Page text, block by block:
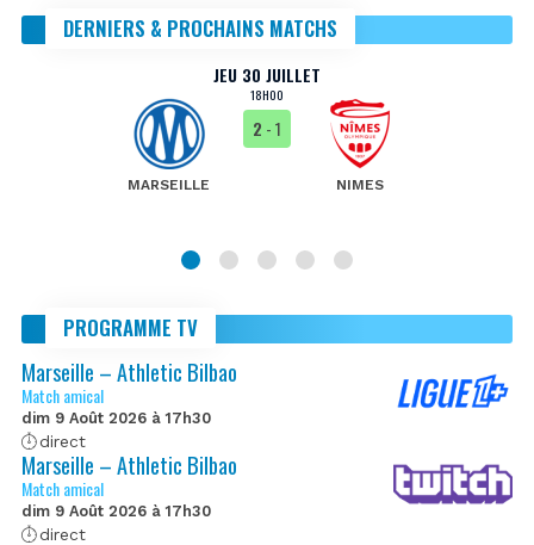
DERNIERS & PROCHAINS MATCHS
JEU 30 JUILLET
18H00
MARSEILLE
2 - 1
NIMES
PROGRAMME TV
Marseille – Athletic Bilbao
Match amical
dim 9 Août 2026 à 17h30
direct
Marseille – Athletic Bilbao
Match amical
dim 9 Août 2026 à 17h30
direct